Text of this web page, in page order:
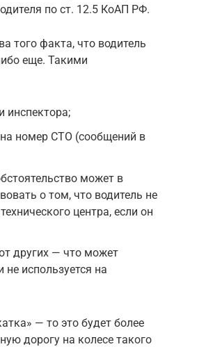
по ст. 12.5 КоАП РФ.
того факта, что водитель
еще. Такими
инспектора;
номер СТО (сообщений в
может в
о том, что водитель не
центра, если он
других — что может
используется на
— то это будет более
дорогу на колесе такого